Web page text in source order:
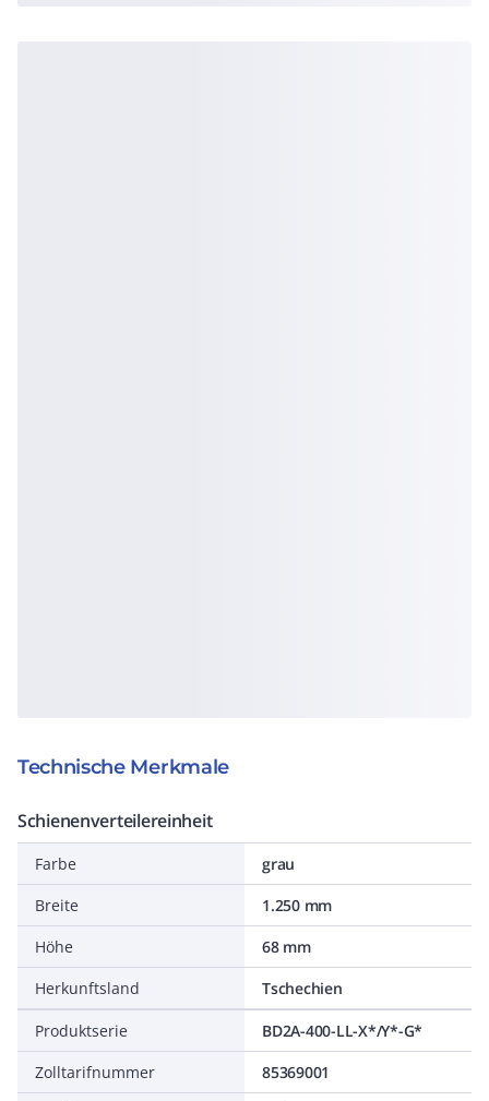
Technische Merkmale
Schienenverteilereinheit
Farbe
grau
Breite
1.250 mm
Höhe
68 mm
Herkunftsland
Tschechien
Produktserie
BD2A-400-LL-X*/Y*-G*
Zolltarifnummer
85369001